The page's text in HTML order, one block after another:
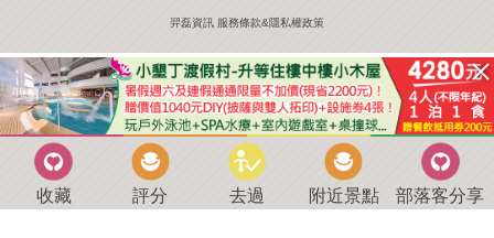
羿磊資訊 服務條款&隱私權政策
收藏 評分 去過 附近景點 部落客分享